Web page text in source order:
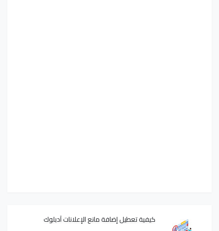
كيفية تعطيل إضافة مانع الإعلانات آدبلوك